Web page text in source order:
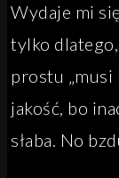
Wydaje mi
tylko
prostu „musi
jakość, bo
słaba. No